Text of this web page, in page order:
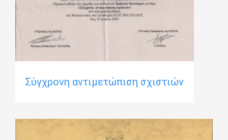
Σύγχρονη αντιμετώπιση σχιστιών